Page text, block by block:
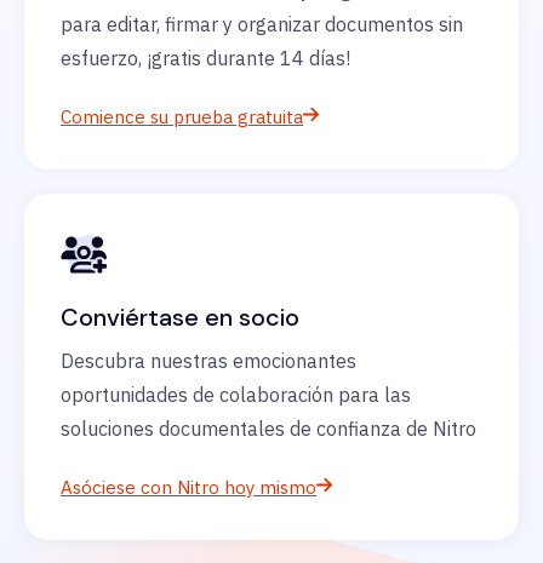
para editar, firmar y organizar documentos sin
esfuerzo, ¡gratis durante 14 días!
Comience su prueba gratuita
Conviértase en socio
Descubra nuestras emocionantes
oportunidades de colaboración para las
soluciones documentales de confianza de Nitro
Asóciese con Nitro hoy mismo